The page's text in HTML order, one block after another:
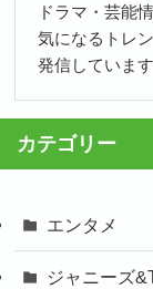
ドラマ・芸能
気になるトレ
発信しています
カテゴリー
エンタメ
ジャニーズ